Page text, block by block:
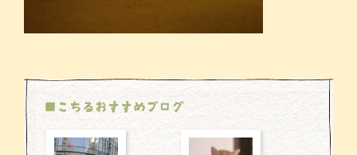
■こちるおすすめブログ